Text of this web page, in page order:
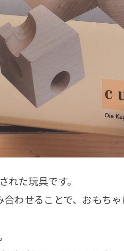
れた玩具です。
わせることで、おもち